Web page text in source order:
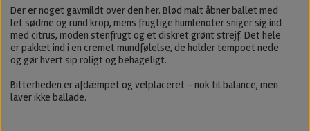
Der er noget gavmildt over den her. Blød malt åbner ballet med
let sødme og rund krop, mens frugtige humlenoter sniger sig ind
med citrus, moden stenfrugt og et diskret grønt strejf. Det hele
er pakket ind i en cremet mundfølelse, de holder tempoet nede
og gør hvert sip roligt og behageligt.
Bitterheden er afdæmpet og velplaceret – nok til balance, men
laver ikke ballade.